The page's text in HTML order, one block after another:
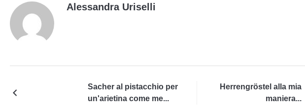
Alessandra Uriselli
Sacher al pistacchio per
un'arietina come me...
Herrengröstel alla mia
maniera...